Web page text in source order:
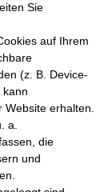
Sie
auf Ihrem
(z. B. Device-
kann
erhalten.
a.
die
und